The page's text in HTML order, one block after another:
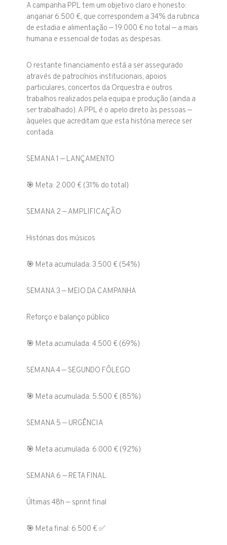
A campanha PPL tem um objetivo claro e honesto:
angariar 6.500 €, que correspondem a 34% da rubrica
de estadia e alimentação — 19.000 € no total — a mais
humana e essencial de todas as despesas.
O restante financiamento está a ser assegurado
através de patrocínios institucionais, apoios
particulares, concertos da Orquestra e outros
trabalhos realizados pela equipa e produção (ainda a
ser trabalhado). A PPL é o apelo direto às pessoas —
àqueles que acreditam que esta história merece ser
contada.
SEMANA 1 — LANÇAMENTO
🎯 Meta: 2.000 € (31% do total)
SEMANA 2 — AMPLIFICAÇÃO
Histórias dos músicos
🎯 Meta acumulada: 3.500 € (54%)
SEMANA 3 — MEIO DA CAMPANHA
Reforço e balanço público
🎯 Meta acumulada: 4.500 € (69%)
SEMANA 4 — SEGUNDO FÔLEGO
🎯 Meta acumulada: 5.500 € (85%)
SEMANA 5 — URGÊNCIA
🎯 Meta acumulada: 6.000 € (92%)
SEMANA 6 — RETA FINAL
Últimas 48h — sprint final
🎯 Meta final: 6.500 € ✅